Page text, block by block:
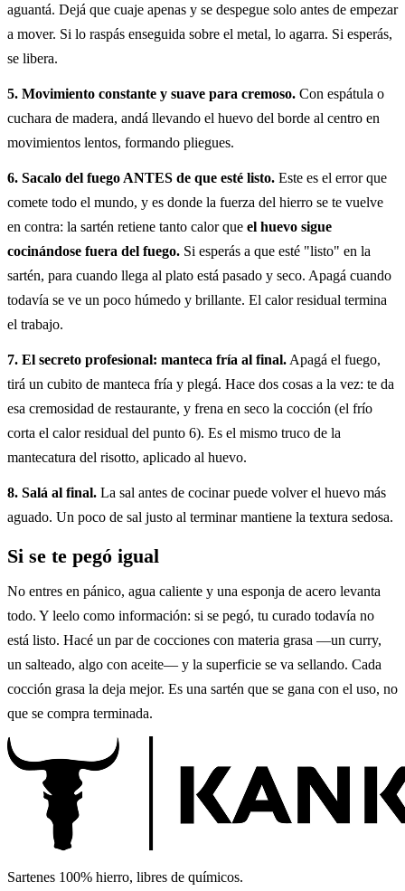
aguantá. Dejá que cuaje apenas y se despegue solo antes de empezar
a mover. Si lo raspás enseguida sobre el metal, lo agarra. Si esperás,
se libera.
5. Movimiento constante y suave para cremoso. Con espátula o
cuchara de madera, andá llevando el huevo del borde al centro en
movimientos lentos, formando pliegues.
6. Sacalo del fuego ANTES de que esté listo. Este es el error que
comete todo el mundo, y es donde la fuerza del hierro se te vuelve
en contra: la sartén retiene tanto calor que el huevo sigue
cocinándose fuera del fuego. Si esperás a que esté "listo" en la
sartén, para cuando llega al plato está pasado y seco. Apagá cuando
todavía se ve un poco húmedo y brillante. El calor residual termina
el trabajo.
7. El secreto profesional: manteca fría al final. Apagá el fuego,
tirá un cubito de manteca fría y plegá. Hace dos cosas a la vez: te da
esa cremosidad de restaurante, y frena en seco la cocción (el frío
corta el calor residual del punto 6). Es el mismo truco de la
mantecatura del risotto, aplicado al huevo.
8. Salá al final. La sal antes de cocinar puede volver el huevo más
aguado. Un poco de sal justo al terminar mantiene la textura sedosa.
Si se te pegó igual
No entres en pánico, agua caliente y una esponja de acero levanta
todo. Y leelo como información: si se pegó, tu curado todavía no
está listo. Hacé un par de cocciones con materia grasa —un curry,
un salteado, algo con aceite— y la superficie se va sellando. Cada
cocción grasa la deja mejor. Es una sartén que se gana con el uso, no
que se compra terminada.
Sartenes 100% hierro, libres de químicos.